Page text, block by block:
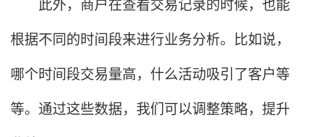
根据不同的时间段来进行业务分析。比如说，
哪个时间段交易量高，什么活动吸引了客户等
等。通过这些数据，我们可以调整策略，提升